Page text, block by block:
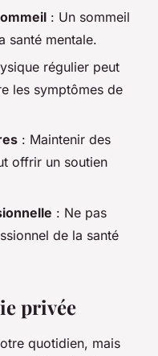
: Un sommeil
santé mentale.
régulier peut
les symptômes de
: Maintenir des
offrir un soutien
: Ne pas
de la santé
privée
quotidien, mais